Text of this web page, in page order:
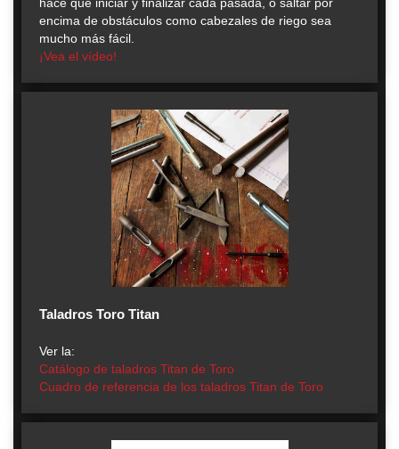
encima de obstáculos como cabezales de riego sea
mucho más fácil.
¡Vea el vídeo!
Taladros Toro Titan
Ver la:
Catálogo de taladros Titan de Toro
Cuadro de referencia de los taladros Titan de Toro